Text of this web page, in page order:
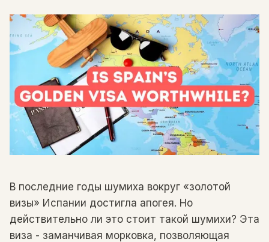
В последние годы шумиха вокруг «золотой
визы» Испании достигла апогея. Но
действительно ли это стоит такой шумихи? Эта
виза - заманчивая морковка, позволяющая